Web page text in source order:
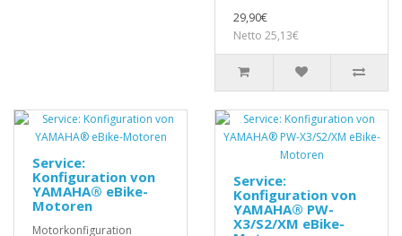
29,90€
Netto 25,13€
Service:
Konfiguration von
YAMAHA® eBike-
Motoren
Motorkonfiguration
Service:
Konfiguration von
YAMAHA® PW-
X3/S2/XM eBike-